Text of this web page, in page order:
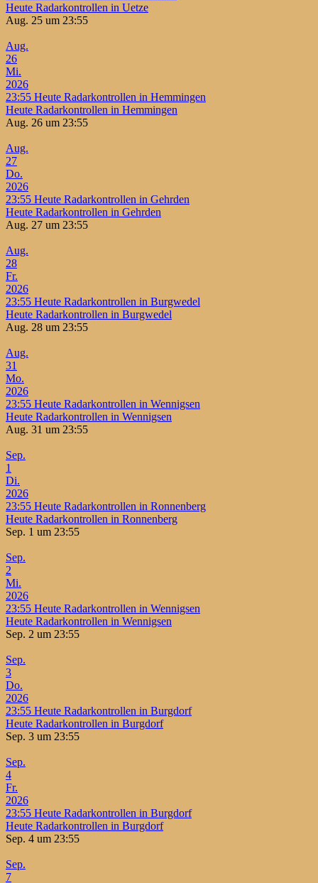
Heute Radarkontrollen in Uetze
Aug. 25 um 23:55
Aug.
26
Mi.
2026
23:55 Heute Radarkontrollen in Hemmingen
Heute Radarkontrollen in Hemmingen
Aug. 26 um 23:55
Aug.
27
Do.
2026
23:55 Heute Radarkontrollen in Gehrden
Heute Radarkontrollen in Gehrden
Aug. 27 um 23:55
Aug.
28
Fr.
2026
23:55 Heute Radarkontrollen in Burgwedel
Heute Radarkontrollen in Burgwedel
Aug. 28 um 23:55
Aug.
31
Mo.
2026
23:55 Heute Radarkontrollen in Wennigsen
Heute Radarkontrollen in Wennigsen
Aug. 31 um 23:55
Sep.
1
Di.
2026
23:55 Heute Radarkontrollen in Ronnenberg
Heute Radarkontrollen in Ronnenberg
Sep. 1 um 23:55
Sep.
2
Mi.
2026
23:55 Heute Radarkontrollen in Wennigsen
Heute Radarkontrollen in Wennigsen
Sep. 2 um 23:55
Sep.
3
Do.
2026
23:55 Heute Radarkontrollen in Burgdorf
Heute Radarkontrollen in Burgdorf
Sep. 3 um 23:55
Sep.
4
Fr.
2026
23:55 Heute Radarkontrollen in Burgdorf
Heute Radarkontrollen in Burgdorf
Sep. 4 um 23:55
Sep.
7